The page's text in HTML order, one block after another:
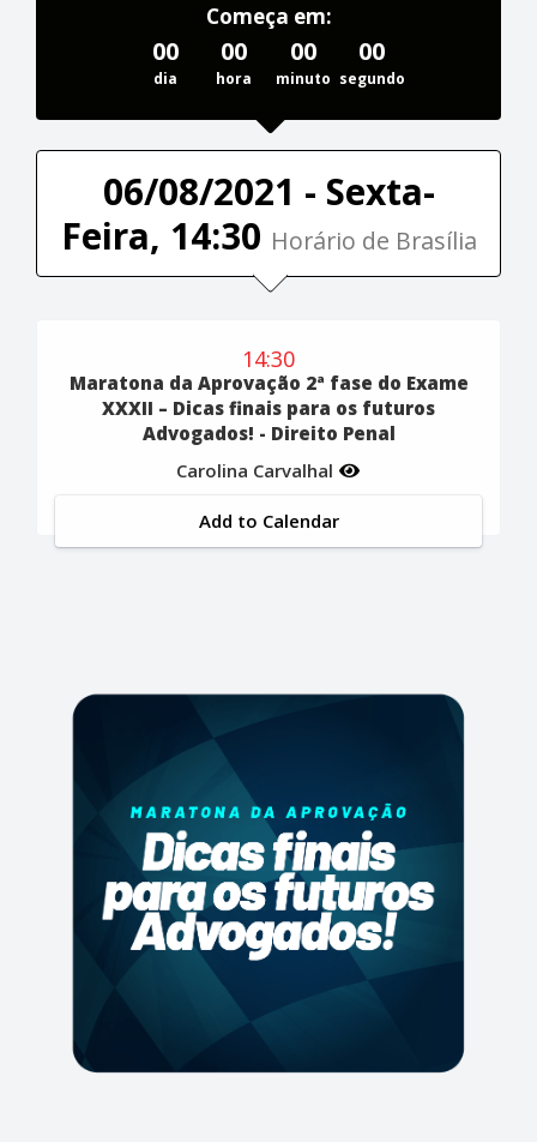
Começa em:
00
dia
00
hora
00
minuto
00
segundo
06/08/2021 - Sexta-
Feira, 14:30 Horário de Brasília
14:30
Maratona da Aprovação 2ª fase do Exame
XXXII – Dicas finais para os futuros
Advogados! - Direito Penal
Carolina Carvalhal
Add to Calendar